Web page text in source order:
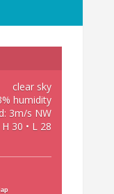
clear sky
humidity
3m/s NW
H 30 • L 28